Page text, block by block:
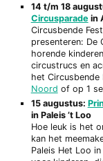
14 t/m 18
Circusparade in
Circusbende
presenteren: De
horende
circustrucs en
het Circusbende
Noord of op 1
15 augustus:
in Paleis ’t Loo
Hoe leuk is het
kan het
Paleis Het Loo